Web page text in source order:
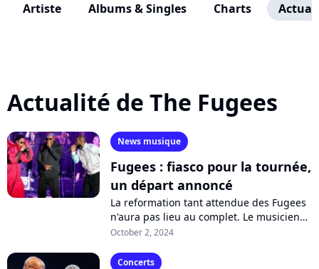
Artiste Albums & Singles Charts
Actualité de The Fugees
News musique
Fugees : fiasco pour la tournée,
un départ annoncé
La reformation tant attendue des Fugees
n'aura pas lieu au complet. Le musicien
Pras Michel accuse la chanteuse Lauryn
October 2, 2024
Concerts